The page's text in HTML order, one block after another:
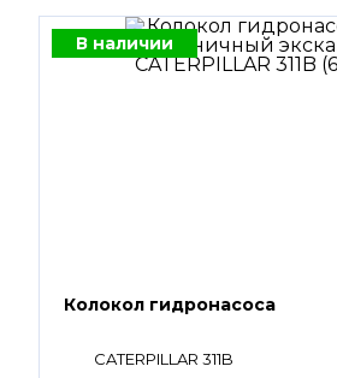
В наличии
Колокол гидронасоса
CATERPILLAR 311B